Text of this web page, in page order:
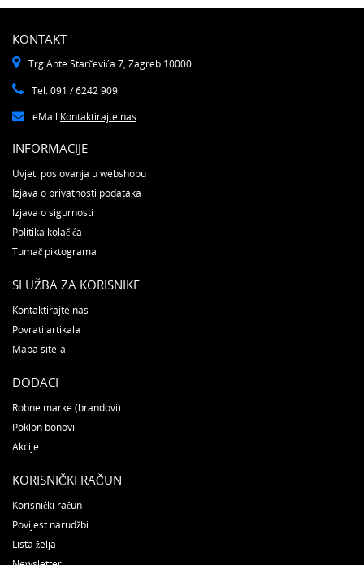
KONTAKT
Trg Ante Starčevića 7, Zagreb 10000
Tel. 091 / 6242 909
eMail Kontaktirajte nas
INFORMACIJE
Uvjeti poslovanja u webshopu
Izjava o privatnosti podataka
Izjava o sigurnosti
Politika kolačića
Tumač piktograma
SLUŽBA ZA KORISNIKE
Kontaktirajte nas
Povrati artikala
Mapa site-a
DODACI
Robne marke (brandovi)
Poklon bonovi
Akcije
KORISNIČKI RAČUN
Korisnički račun
Povijest narudžbi
Lista želja